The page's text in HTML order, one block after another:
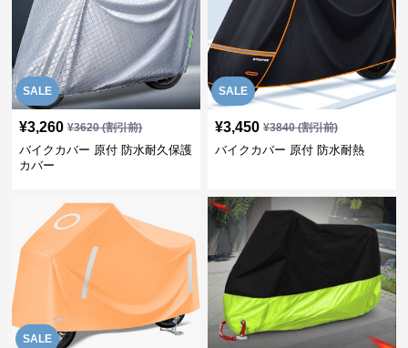
SALE
¥3,260 ¥3620(割引前)
バイクカバー 原付 防水耐久保護
カバー
SALE
¥3,450 ¥3840(割引前)
バイクカバー 原付 防水耐熱
SALE